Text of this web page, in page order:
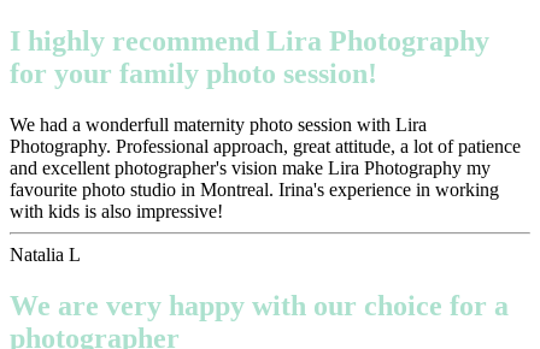
I highly recommend Lira Photography
for your family photo session!
We had a wonderfull maternity photo session with Lira
Photography. Professional approach, great attitude, a lot of patience
and excellent photographer's vision make Lira Photography my
favourite photo studio in Montreal. Irina's experience in working
with kids is also impressive!
Natalia L
We are very happy with our choice for a
photographer